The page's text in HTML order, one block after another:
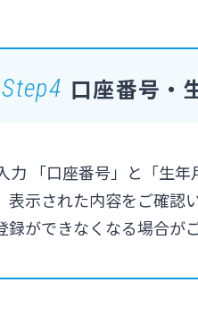
Step4 口座番号・
「口座番号」と「生
表示された内容をご確認
ができなくなる場合が